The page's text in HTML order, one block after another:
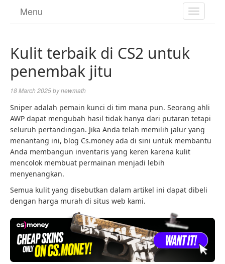
TOGGLE
Menu
Kulit terbaik di CS2 untuk
penembak jitu
18 March 2025bynewmath
Sniper adalah pemain kunci di tim mana pun. Seorang ahli
AWP dapat mengubah hasil tidak hanya dari putaran tetapi
seluruh pertandingan. Jika Anda telah memilih jalur yang
menantang ini, blog Cs.money ada di sini untuk membantu
Anda membangun inventaris yang keren karena kulit
mencolok membuat permainan menjadi lebih
menyenangkan.
Semua kulit yang disebutkan dalam artikel ini dapat dibeli
dengan harga murah di situs web kami.